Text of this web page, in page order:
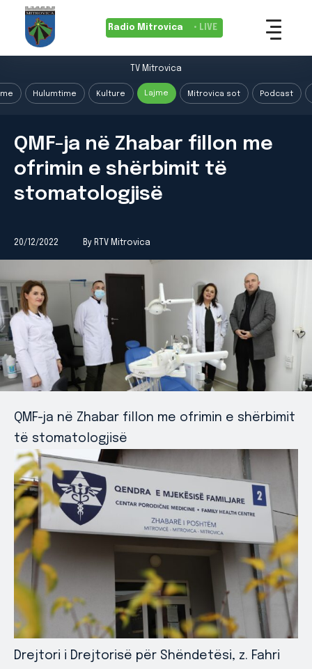
Radio Mitrovica • LIVE
TV Mitrovica
Hulumtime Kulture Lajme Mitrovica sot Podcast
QMF-ja në Zhabar fillon me
ofrimin e shërbimit të
stomatologjisë
20/12/2022 By RTV Mitrovica
QMF-ja në Zhabar fillon me ofrimin e shërbimit
të stomatologjisë
Drejtori i Drejtorisë për Shëndetësi, z. Fahri